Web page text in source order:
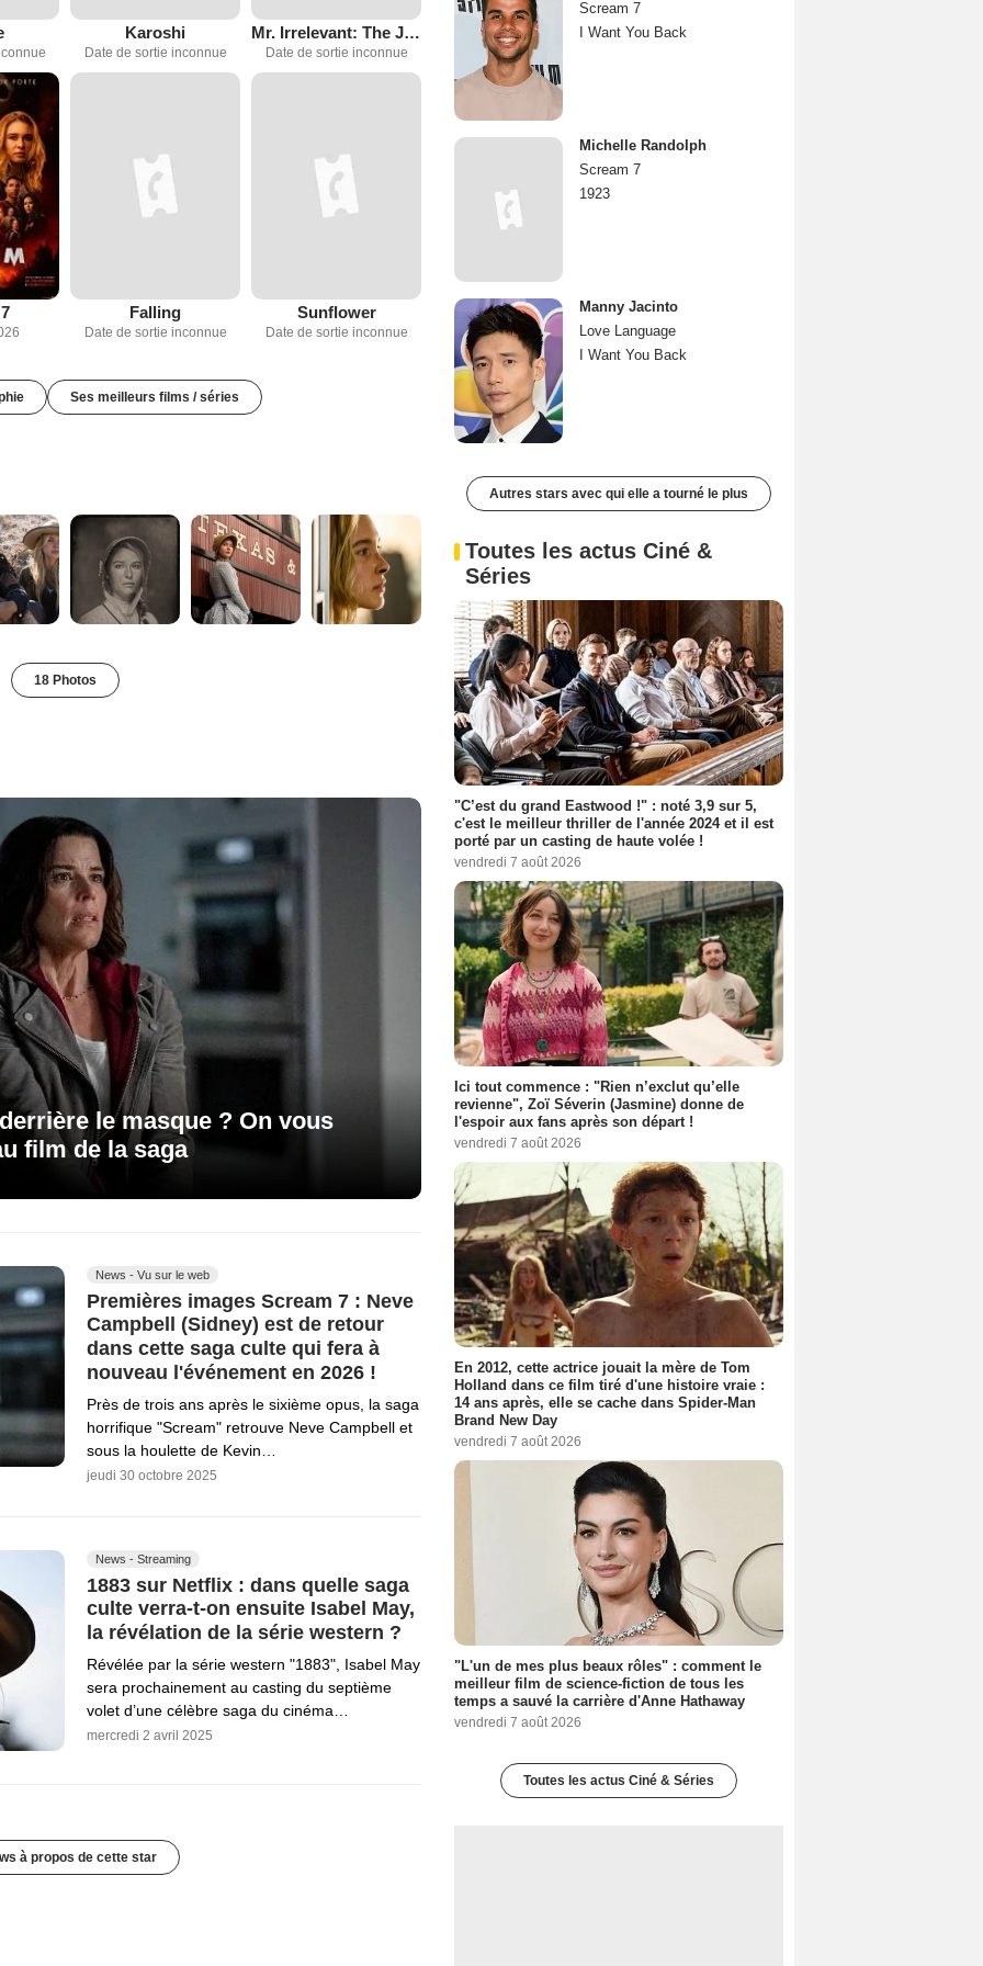
Karoshi
Date de sortie inconnue
Mr. Irrelevant: The John Tuggle Story
Date de sortie inconnue
Falling
Date de sortie inconnue
Sunflower
Date de sortie inconnue
Ses meilleurs films / séries
18 Photos
le masque ? On vous
film de la saga
News - Vu sur le web
Premières images Scream 7 : Neve
Campbell (Sidney) est de retour
dans cette saga culte qui fera à
nouveau l'événement en 2026 !
Près de trois ans après le sixième opus, la saga
horrifique "Scream" retrouve Neve Campbell et
sous la houlette de Kevin…
jeudi 30 octobre 2025
News - Streaming
1883 sur Netflix : dans quelle saga
culte verra-t-on ensuite Isabel May,
la révélation de la série western ?
Révélée par la série western "1883", Isabel May
sera prochainement au casting du septième
volet d’une célèbre saga du cinéma…
mercredi 2 avril 2025
à propos de cette star
Scream 7
I Want You Back
Michelle Randolph
Scream 7
1923
Manny Jacinto
Love Language
I Want You Back
Autres stars avec qui elle a tourné le plus
Toutes les actus Ciné &
Séries
"C’est du grand Eastwood !" : noté 3,9 sur 5,
c'est le meilleur thriller de l'année 2024 et il est
porté par un casting de haute volée !
vendredi 7 août 2026
Ici tout commence : "Rien n’exclut qu’elle
revienne", Zoï Séverin (Jasmine) donne de
l'espoir aux fans après son départ !
vendredi 7 août 2026
En 2012, cette actrice jouait la mère de Tom
Holland dans ce film tiré d'une histoire vraie :
14 ans après, elle se cache dans Spider-Man
Brand New Day
vendredi 7 août 2026
"L'un de mes plus beaux rôles" : comment le
meilleur film de science-fiction de tous les
temps a sauvé la carrière d'Anne Hathaway
vendredi 7 août 2026
Toutes les actus Ciné & Séries